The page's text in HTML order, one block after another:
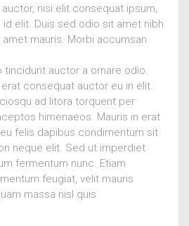
nisi elit consequat ipsum,
elit. Duis sed odio sit amet nibh
mauris. Morbi accumsan
tincidunt auctor a ornare odio.
consequat auctor eu in elit.
ad litora torquent per
himenaeos. Mauris in erat
felis dapibus condimentum sit
neque elit. Sed ut imperdiet
fermentum nunc. Etiam
feugiat, velit mauris
massa nisl quis